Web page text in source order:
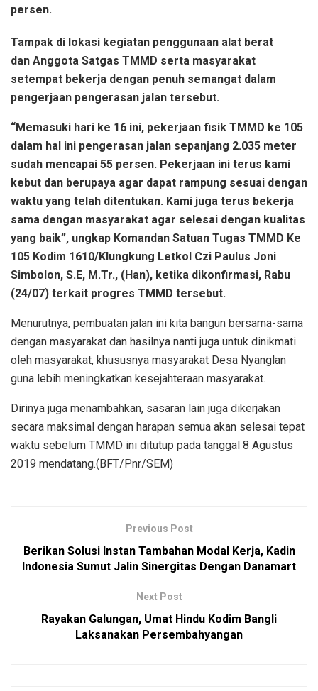
persen.
Tampak di lokasi kegiatan penggunaan alat berat
dan Anggota Satgas TMMD serta masyarakat
setempat bekerja dengan penuh semangat dalam
pengerjaan pengerasan jalan tersebut.
“Memasuki hari ke 16 ini, pekerjaan fisik TMMD ke 105
dalam hal ini pengerasan jalan sepanjang 2.035 meter
sudah mencapai 55 persen. Pekerjaan ini terus kami
kebut dan berupaya agar dapat rampung sesuai dengan
waktu yang telah ditentukan. Kami juga terus bekerja
sama dengan masyarakat agar selesai dengan kualitas
yang baik”, ungkap Komandan Satuan Tugas TMMD Ke
105 Kodim 1610/Klungkung Letkol Czi Paulus Joni
Simbolon, S.E, M.Tr., (Han), ketika dikonfirmasi, Rabu
(24/07) terkait progres TMMD tersebut.
Menurutnya, pembuatan jalan ini kita bangun bersama-sama
dengan masyarakat dan hasilnya nanti juga untuk dinikmati
oleh masyarakat, khususnya masyarakat Desa Nyanglan
guna lebih meningkatkan kesejahteraan masyarakat.
Dirinya juga menambahkan, sasaran lain juga dikerjakan
secara maksimal dengan harapan semua akan selesai tepat
waktu sebelum TMMD ini ditutup pada tanggal 8 Agustus
2019 mendatang.(BFT/Pnr/SEM)
Previous Post
Berikan Solusi Instan Tambahan Modal Kerja, Kadin
Indonesia Sumut Jalin Sinergitas Dengan Danamart
Next Post
Rayakan Galungan, Umat Hindu Kodim Bangli
Laksanakan Persembahyangan